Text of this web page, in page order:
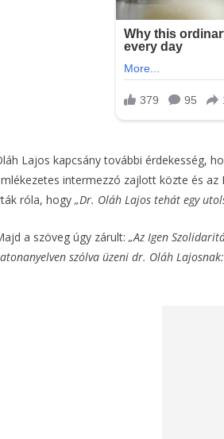
Lajos kapcsány további érdekesség,
intermezzó zajlott közte és az
róla, hogy „Dr. Oláh Lajos tehát egy
a szöveg úgy zárult: „Az Igen
szólva üzeni dr. Oláh Lajosnak: